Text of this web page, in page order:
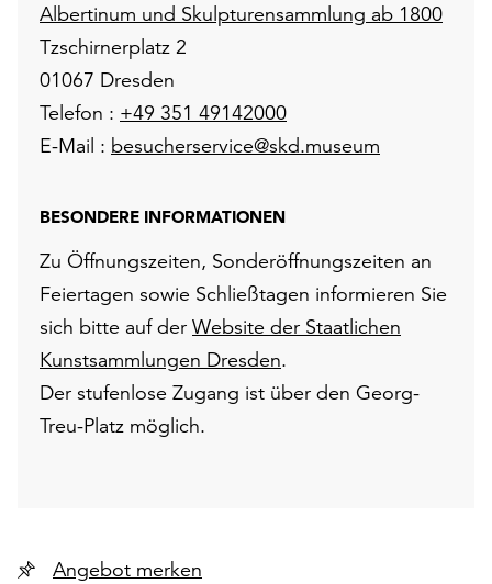
Albertinum und Skulpturensammlung ab 1800
Tzschirnerplatz 2
01067 Dresden
Telefon : +49 351 49142000
E-Mail : besucherservice@skd.museum
BESONDERE INFORMATIONEN
Zu Öffnungszeiten, Sonderöffnungszeiten an
Feiertagen sowie Schließtagen informieren Sie
sich bitte auf der Website der Staatlichen
Kunstsammlungen Dresden.
Der stufenlose Zugang ist über den Georg-
Treu-Platz möglich.
Angebot merken